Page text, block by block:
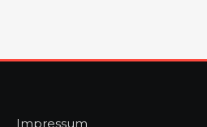
Impressum